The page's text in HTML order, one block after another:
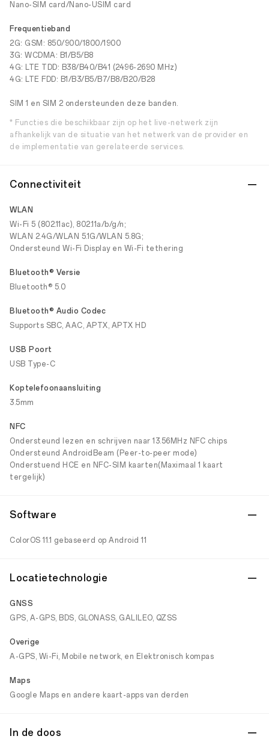
Nano-SIM card/Nano-USIM card
Frequentieband
2G: GSM: 850/900/1800/1900
3G: WCDMA: B1/B5/B8
4G: LTE TDD: B38/B40/B41 (2496-2690 MHz)
4G: LTE FDD: B1/B3/B5/B7/B8/B20/B28
SIM 1 en SIM 2 ondersteunden deze banden.
* Functies die beschikbaar zijn op het live-netwerk zijn
afhankelijk van de situatie van het netwerk van de provider en
de implementatie van gerelateerde services.
Connectiviteit
WLAN
Wi-Fi 5 (802.11ac), 802.11a/b/g/n;
WLAN 2.4G/WLAN 5.1G/WLAN 5.8G;
Ondersteund Wi-Fi Display en Wi-Fi tethering
Bluetooth® Versie
Bluetooth® 5.0
Bluetooth® Audio Codec
Supports SBC, AAC, APTX, APTX HD
USB Poort
USB Type-C
Koptelefoonaansluiting
3.5mm
NFC
Ondersteund lezen en schrijven naar 13.56MHz NFC chips
Ondersteund AndroidBeam (Peer-to-peer mode)
Onderstuend HCE en NFC-SIM kaarten(Maximaal 1 kaart
tergelijk)
Software
ColorOS 11.1 gebaseerd op Android 11
Locatietechnologie
GNSS
GPS, A-GPS, BDS, GLONASS, GALILEO, QZSS
Overige
A-GPS, Wi-Fi, Mobile network, en Elektronisch kompas
Maps
Google Maps en andere kaart-apps van derden
In de doos